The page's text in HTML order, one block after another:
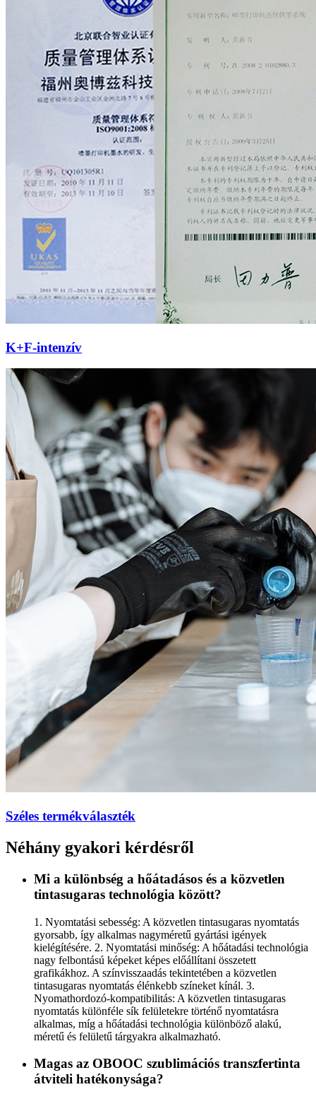
K+F-intenzív
Széles termékválaszték
Néhány gyakori kérdésről
Mi a különbség a hőátadásos és a közvetlen
tintasugaras technológia között?
1. Nyomtatási sebesség: A közvetlen tintasugaras nyomtatás
gyorsabb, így alkalmas nagyméretű gyártási igények
kielégítésére. 2. Nyomtatási minőség: A hőátadási technológia
nagy felbontású képeket képes előállítani összetett
grafikákhoz. A színvisszaadás tekintetében a közvetlen
tintasugaras nyomtatás élénkebb színeket kínál. 3.
Nyomathordozó-kompatibilitás: A közvetlen tintasugaras
nyomtatás különféle sík felületekre történő nyomtatásra
alkalmas, míg a hőátadási technológia különböző alakú,
méretű és felületű tárgyakra alkalmazható.
Magas az OBOOC szublimációs transzfertinta
átviteli hatékonysága?